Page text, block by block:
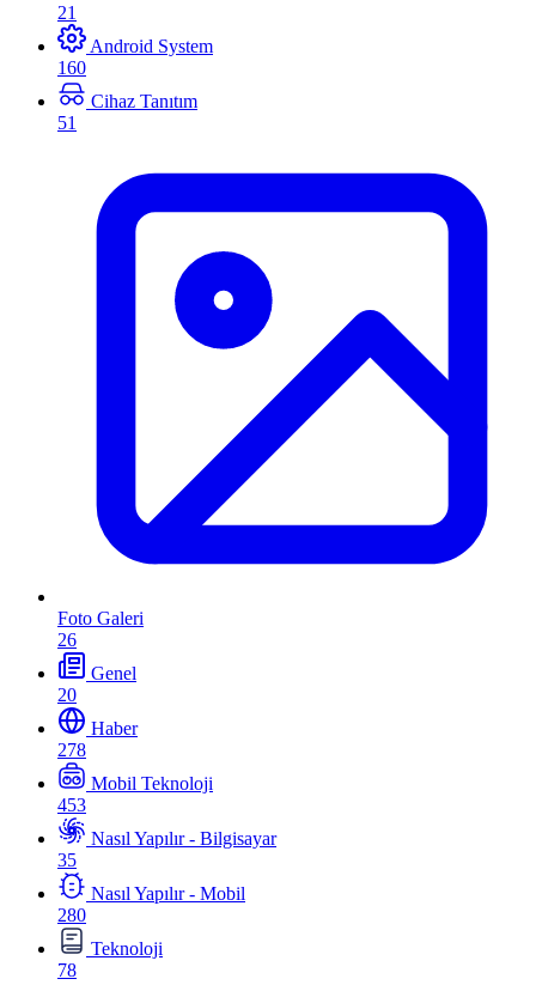
21
Android System
160
Cihaz Tanıtım
51
Foto Galeri
26
Genel
20
Haber
278
Mobil Teknoloji
453
Nasıl Yapılır - Bilgisayar
35
Nasıl Yapılır - Mobil
280
Teknoloji
78